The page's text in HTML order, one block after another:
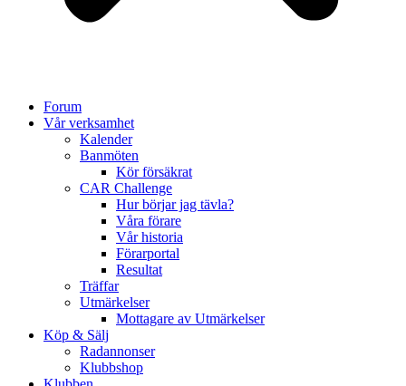
Forum
Vår verksamhet
Kalender
Banmöten
Kör försäkrat
CAR Challenge
Hur börjar jag tävla?
Våra förare
Vår historia
Förarportal
Resultat
Träffar
Utmärkelser
Mottagare av Utmärkelser
Köp & Sälj
Radannonser
Klubbshop